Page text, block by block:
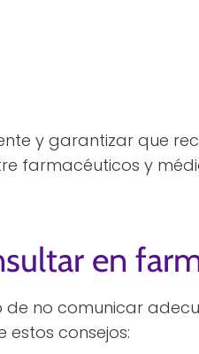
y garantizar que
farmacéuticos y
en
de no comunicar
consejos: